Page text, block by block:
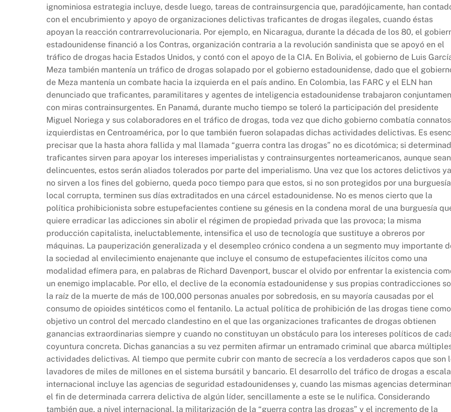
ignominiosa estrategia incluye, desde luego, tareas de contrainsurgencia que, paradójicamente, han
con el encubrimiento y apoyo de organizaciones delictivas traficantes de drogas ilegales, cuando éstas
apoyan la reacción contrarrevolucionaria. Por ejemplo, en Nicaragua, durante la década de los 80, el
estadounidense financió a los Contras, organización contraria a la revolución sandinista que se apoyó en el
tráfico de drogas hacia Estados Unidos, y contó con el apoyo de la CIA. En Bolivia, el gobierno de Luis
Meza también mantenía un tráfico de drogas solapado por el gobierno estadounidense, dado que el
de Meza mantenía un combate hacia la izquierda en el país andino. En Colombia, las FARC y el ELN han
denunciado que traficantes, paramilitares y agentes de inteligencia estadounidense trabajaron
con miras contrainsurgentes. En Panamá, durante mucho tiempo se toleró la participación del presidente
Miguel Noriega y sus colaboradores en el tráfico de drogas, toda vez que dicho gobierno combatía connatos
izquierdistas en Centroamérica, por lo que también fueron solapadas dichas actividades delictivas. Es
precisar que la hasta ahora fallida y mal llamada “guerra contra las drogas” no es dicotómica; si
traficantes sirven para apoyar los intereses imperialistas y contrainsurgentes norteamericanos, aunque sean
delincuentes, estos serán aliados tolerados por parte del imperialismo. Una vez que los actores delictivos ya
no sirven a los fines del gobierno, queda poco tiempo para que estos, si no son protegidos por una burguesía
local corrupta, terminen sus días extraditados en una cárcel estadounidense. No es menos cierto que la
política prohibicionista sobre estupefacientes contiene su génesis en la condena moral de una burguesía
quiere erradicar las adicciones sin abolir el régimen de propiedad privada que las provoca; la misma
producción capitalista, ineluctablemente, intensifica el uso de tecnología que sustituye a obreros por
máquinas. La pauperización generalizada y el desempleo crónico condena a un segmento muy importante
la sociedad al envilecimiento enajenante que incluye el consumo de estupefacientes ilícitos como una
modalidad efímera para, en palabras de Richard Davenport, buscar el olvido por enfrentar la existencia
un enemigo implacable. Por ello, el declive de la economía estadounidense y sus propias contradicciones
la raíz de la muerte de más de 100,000 personas anuales por sobredosis, en su mayoría causadas por el
consumo de opioides sintéticos como el fentanilo. La actual política de prohibición de las drogas tiene como
objetivo un control del mercado clandestino en el que las organizaciones traficantes de drogas obtienen
ganancias extraordinarias siempre y cuando no constituyan un obstáculo para los intereses políticos de
coyuntura concreta. Dichas ganancias a su vez permiten afirmar un entramado criminal que abarca
actividades delictivas. Al tiempo que permite cubrir con manto de secrecía a los verdaderos capos que son
lavadores de miles de millones en el sistema bursátil y bancario. El desarrollo del tráfico de drogas a escala
internacional incluye las agencias de seguridad estadounidenses y, cuando las mismas agencias determinan
el fin de determinada carrera delictiva de algún líder, sencillamente a este se le nulifica. Considerando
también que, a nivel internacional, la militarización de la “guerra contra las drogas” y el incremento de la